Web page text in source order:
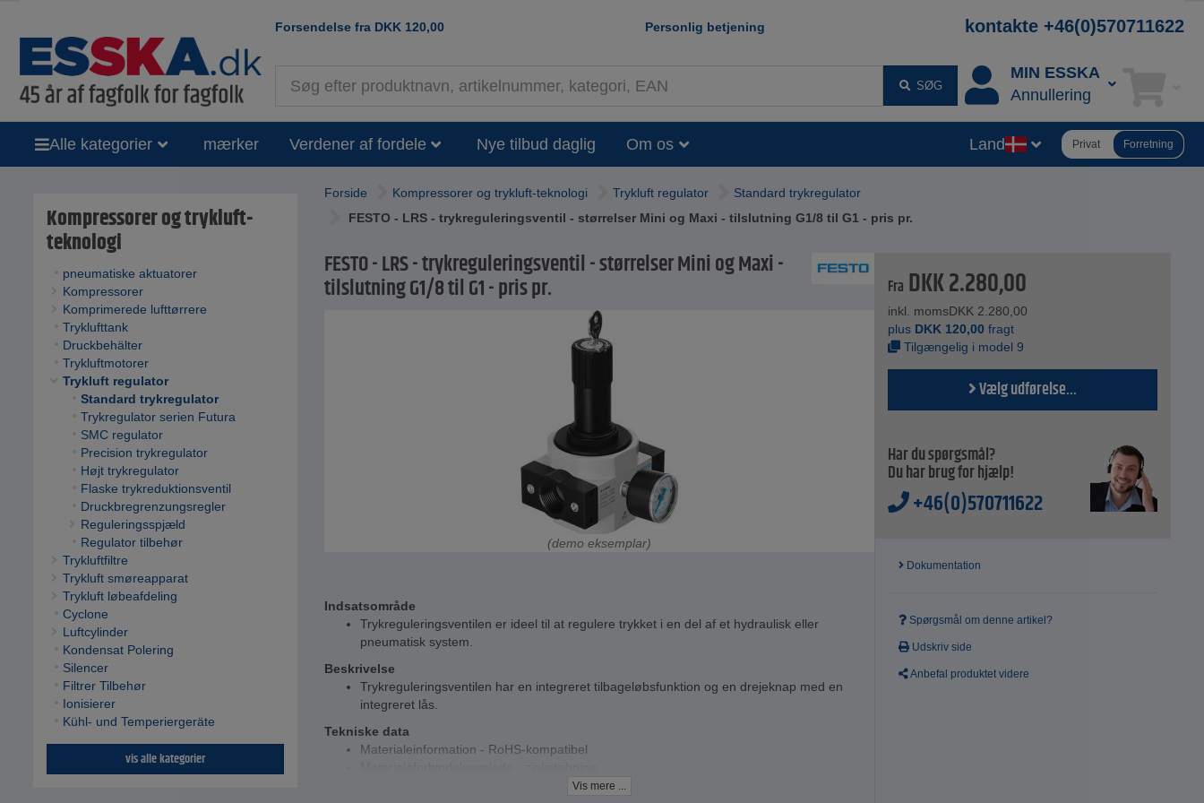
Forsendelse fra DKK 120,00 Personlig betjening kontakte +46(0)570711622
SØG
MIN ESSKA
Annullering
Alle kategorier mærker Verdener af fordele Nye tilbud daglig Om os Land Privat Forretning
Kompressorer og trykluft-
teknologi
pneumatiske aktuatorer
Kompressorer
Komprimerede lufttørrere
Tryklufttank
Druckbehälter
Trykluftmotorer
Trykluft regulator
Standard trykregulator
Trykregulator serien Futura
SMC regulator
Precision trykregulator
Højt trykregulator
Flaske trykreduktionsventil
Druckbregrenzungsregler
Reguleringsspjæld
Regulator tilbehør
Trykluftfiltre
Trykluft smøreapparat
Trykluft løbeafdeling
Cyclone
Luftcylinder
Kondensat Polering
Silencer
Filtrer Tilbehør
Ionisierer
Kühl- und Temperiergeräte
vis alle kategorier
Forside Kompressorer og trykluft-teknologi Trykluft regulator
Standard trykregulator
FESTO - LRS - trykreguleringsventil - størrelser Mini og Maxi - tilslutning G1/8 til G1 - pris pr.
FESTO - LRS - trykreguleringsventil - størrelser Mini og Maxi -
tilslutning G1/8 til G1 - pris pr.
(demo eksemplar)
Indsatsområde
Trykreguleringsventilen er ideel til at regulere trykket i en del af et hydraulisk eller
pneumatisk system.
Beskrivelse
Trykreguleringsventilen har en integreret tilbageløbsfunktion og en drejeknap med en
integreret lås.
Tekniske data
Materialeinformation - RoHS-kompatibel
Vis mere ...
Fra DKK2.280,00
inkl. momsDKK 2.280,00
plus DKK 120,00 fragt
Tilgængelig i model 9
Vælg udførelse...
Har du spørgsmål?
Du har brug for hjælp!
+46(0)570711622
Dokumentation
Spørgsmål om denne artikel?
Udskriv side
Anbefal produktet videre